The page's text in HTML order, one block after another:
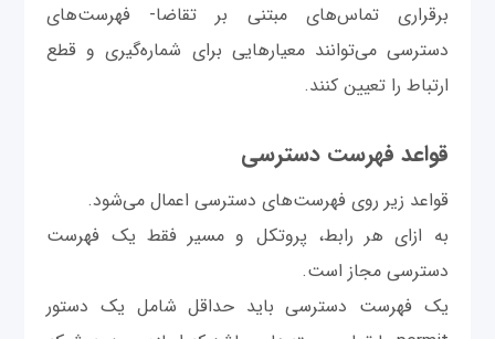
برقراری تماس‌های مبتنی بر تقاضا- فهرست‌های
دسترسی می‌توانند معیارهایی برای شماره‌گیری و قطع
ارتباط را تعیین کنند.
قواعد فهرست دسترسی
قواعد زیر روی فهرست‌های دسترسی اعمال می‌شود.
به ازای هر رابط، پروتکل و مسیر فقط یک فهرست
دسترسی مجاز است.
یک فهرست دسترسی باید حداقل شامل یک دستور